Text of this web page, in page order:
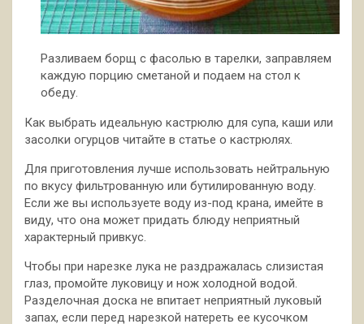
Разливаем борщ с фасолью в тарелки, заправляем
каждую порцию сметаной и подаем на стол к
обеду.
Как выбрать идеальную кастрюлю для супа, каши или
засолки огурцов читайте в статье о кастрюлях.
Для приготовления лучше использовать нейтральную
по вкусу фильтрованную или бутилированную воду.
Если же вы используете воду из-под крана, имейте в
виду, что она может придать блюду неприятный
характерный привкус.
Чтобы при нарезке лука не раздражалась слизистая
глаз, промойте луковицу и нож холодной водой.
Разделочная доска не впитает неприятный луковый
запах, если перед нарезкой натереть ее кусочком